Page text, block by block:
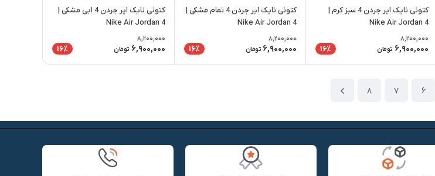
کتونی نایک ایر جردن 4 سبز کرم |
Nike Air Jordan 4
8,200,000
6,900,000 تومان 16٪
کتونی نایک ایر جردن 4 تمام مشکی |
Nike Air Jordan 4
8,200,000
6,900,000 تومان 16٪
کتونی نایک ایر جردن 4 ابی مشکی |
Nike Air Jordan 4
8,200,000
6,900,000 تومان 16٪
6
7
8